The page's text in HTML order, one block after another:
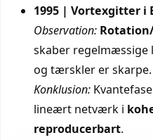
1995 | Vortexgitter i
Observation:
skaber regelmæssige
og tærskler er skarpe.
Konklusion:
lineært netværk i
reproducerbart.